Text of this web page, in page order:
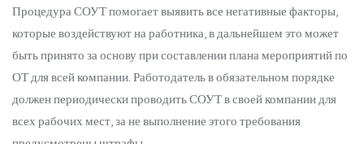
Процедура СОУТ помогает выявить все негативные факторы,
которые воздействуют на работника, в дальнейшем это может
быть принято за основу при составлении плана мероприятий по
ОТ для всей компании. Работодатель в обязательном порядке
должен периодически проводить СОУТ в своей компании для
всех рабочих мест, за не выполнение этого требования